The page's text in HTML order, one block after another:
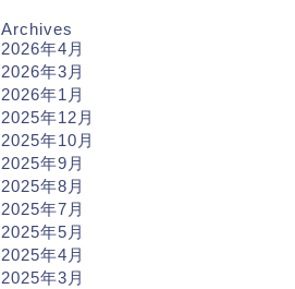
Archives
2026年4月
2026年3月
2026年1月
2025年12月
2025年10月
2025年9月
2025年8月
2025年7月
2025年5月
2025年4月
2025年3月